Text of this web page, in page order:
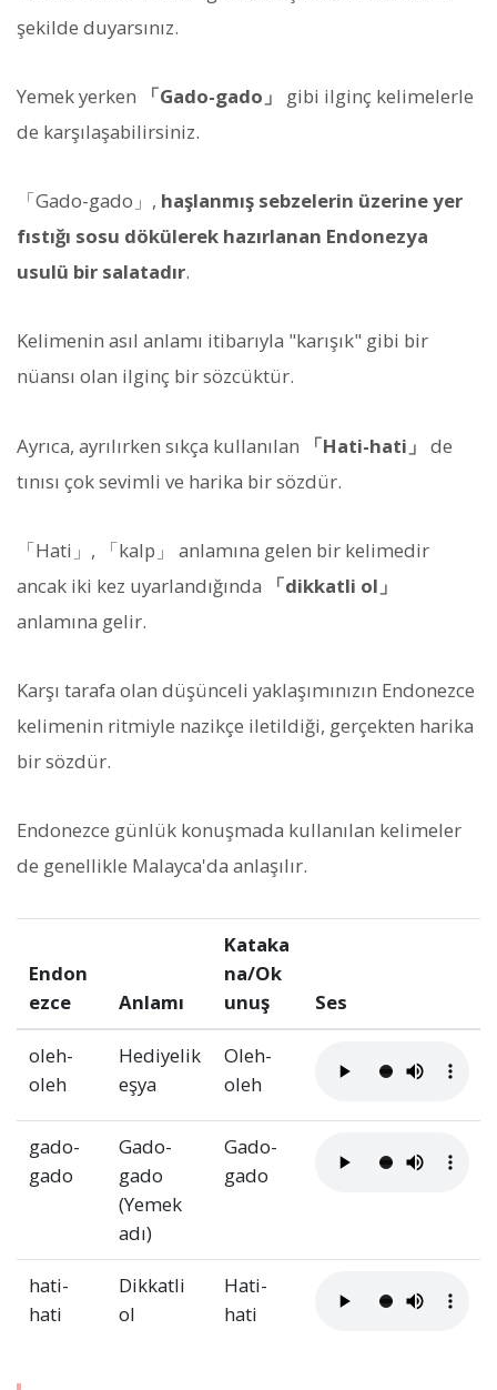
şekilde duyarsınız.
Yemek yerken 「Gado-gado」
gibi ilginç kelimelerle
de karşılaşabilirsiniz.
「Gado-gado」, haşlanmış sebzelerin üzerine yer
fıstığı sosu dökülerek hazırlanan Endonezya
usulü bir salatadır.
Kelimenin asıl anlamı itibarıyla "karışık" gibi bir
nüansı olan ilginç bir sözcüktür.
Ayrıca, ayrılırken sıkça kullanılan 「Hati-hati」 de
tınısı çok sevimli ve harika bir sözdür.
「Hati」, 「kalp」 anlamına gelen bir kelimedir
ancak iki kez uyarlandığında
「dikkatli ol」
anlamına gelir.
Karşı tarafa olan düşünceli yaklaşımınızın Endonezce
kelimenin ritmiyle nazikçe iletildiği, gerçekten harika
bir sözdür.
Endonezce günlük konuşmada kullanılan kelimeler
de genellikle Malayca'da anlaşılır.
Endon
ezce
Anlamı
Kataka
na/Ok
unuş
Ses
oleh-
oleh
Hediyelik
eşya
Oleh-
oleh
gado-
gado
Gado-
gado
(Yemek
adı)
Gado-
gado
hati-
hati
Dikkatli
ol
Hati-
hati